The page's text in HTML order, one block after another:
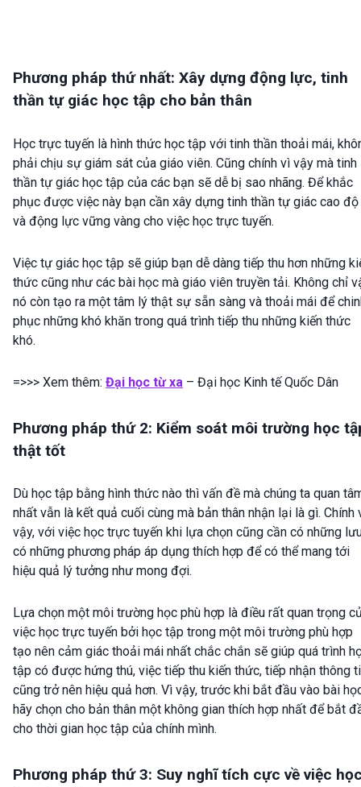
Phương pháp thứ nhất: Xây dựng động lực, tinh
thần tự giác học tập cho bản thân
Học trực tuyến là hình thức học tập với tinh thần thoải mái,
phải chịu sự giám sát của giáo viên. Cũng chính vì vậy mà tinh
thần tự giác học tập của các bạn sẽ dễ bị sao nhãng. Để khắc
phục được việc này bạn cần xây dựng tinh thần tự giác cao độ
và động lực vững vàng cho việc học trực tuyến.
Việc tự giác học tập sẽ giúp bạn dễ dàng tiếp thu hơn những
thức cũng như các bài học mà giáo viên truyền tải. Không chỉ
nó còn tạo ra một tâm lý thật sự sẵn sàng và thoải mái để
phục những khó khăn trong quá trình tiếp thu những kiến thức
khó.
=>>> Xem thêm: Đại học từ xa – Đại học Kinh tế Quốc Dân
Phương pháp thứ 2: Kiểm soát môi trường học
thật tốt
Dù học tập bằng hình thức nào thì vấn đề mà chúng ta quan
nhất vẫn là kết quả cuối cùng mà bản thân nhận lại là gì. Chính
vậy, với việc học trực tuyến khi lựa chọn cũng cần có những
có những phương pháp áp dụng thích hợp để có thể mang tới
hiệu quả lý tưởng như mong đợi.
Lựa chọn một môi trường học phù hợp là điều rất quan trọng
việc học trực tuyến bởi học tập trong một môi trường phù hợp
tạo nên cảm giác thoải mái nhất chắc chắn sẽ giúp quá trình
tập có được hứng thú, việc tiếp thu kiến thức, tiếp nhận thông
cũng trở nên hiệu quả hơn. Vì vậy, trước khi bắt đầu vào bài
hãy chọn cho bản thân một không gian thích hợp nhất để bắt
cho thời gian học tập của chính mình.
Phương pháp thứ 3: Suy nghĩ tích cực về việc